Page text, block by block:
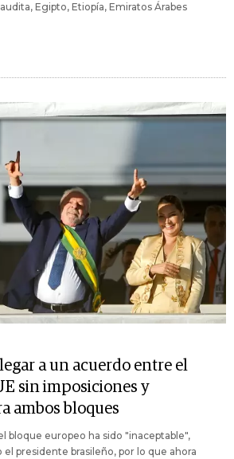
Egipto, Etiopía, Emiratos Árabes
a un acuerdo entre el
sin imposiciones y
ambos bloques
bloque europeo ha sido "inaceptable",
presidente brasileño, por lo que ahora